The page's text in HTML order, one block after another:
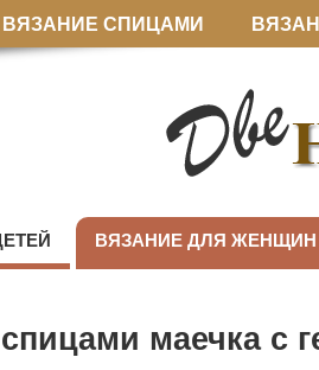
ВЯЗАНИЕ СПИЦАМИ
ВЯЗАНИЕ ДЛЯ ЖЕНЩИН
маечка с